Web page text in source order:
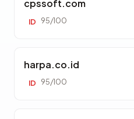
cpssoft.com
ID 95/100
harpa.co.id
ID 95/100